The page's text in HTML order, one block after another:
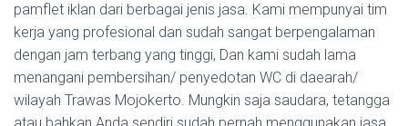
pamflet iklan dari berbagai jenis jasa. Kami mempunyai tim
kerja yang profesional dan sudah sangat berpengalaman
dengan jam terbang yang tinggi, Dan kami sudah lama
menangani pembersihan/ penyedotan WC di daearah/
wilayah Trawas Mojokerto. Mungkin saja saudara, tetangga